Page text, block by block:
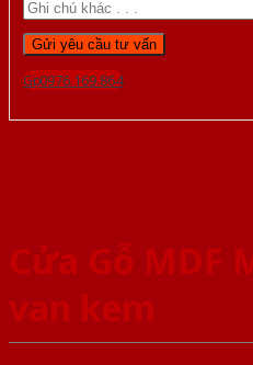
Gọi 0976.169.864
Cửa Gỗ MDF
van kem